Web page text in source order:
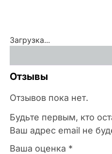
Загрузка...
Отзывы
Отзывов пока нет.
Будьте первым, кто
Ваш адрес email не
Ваша оценка *